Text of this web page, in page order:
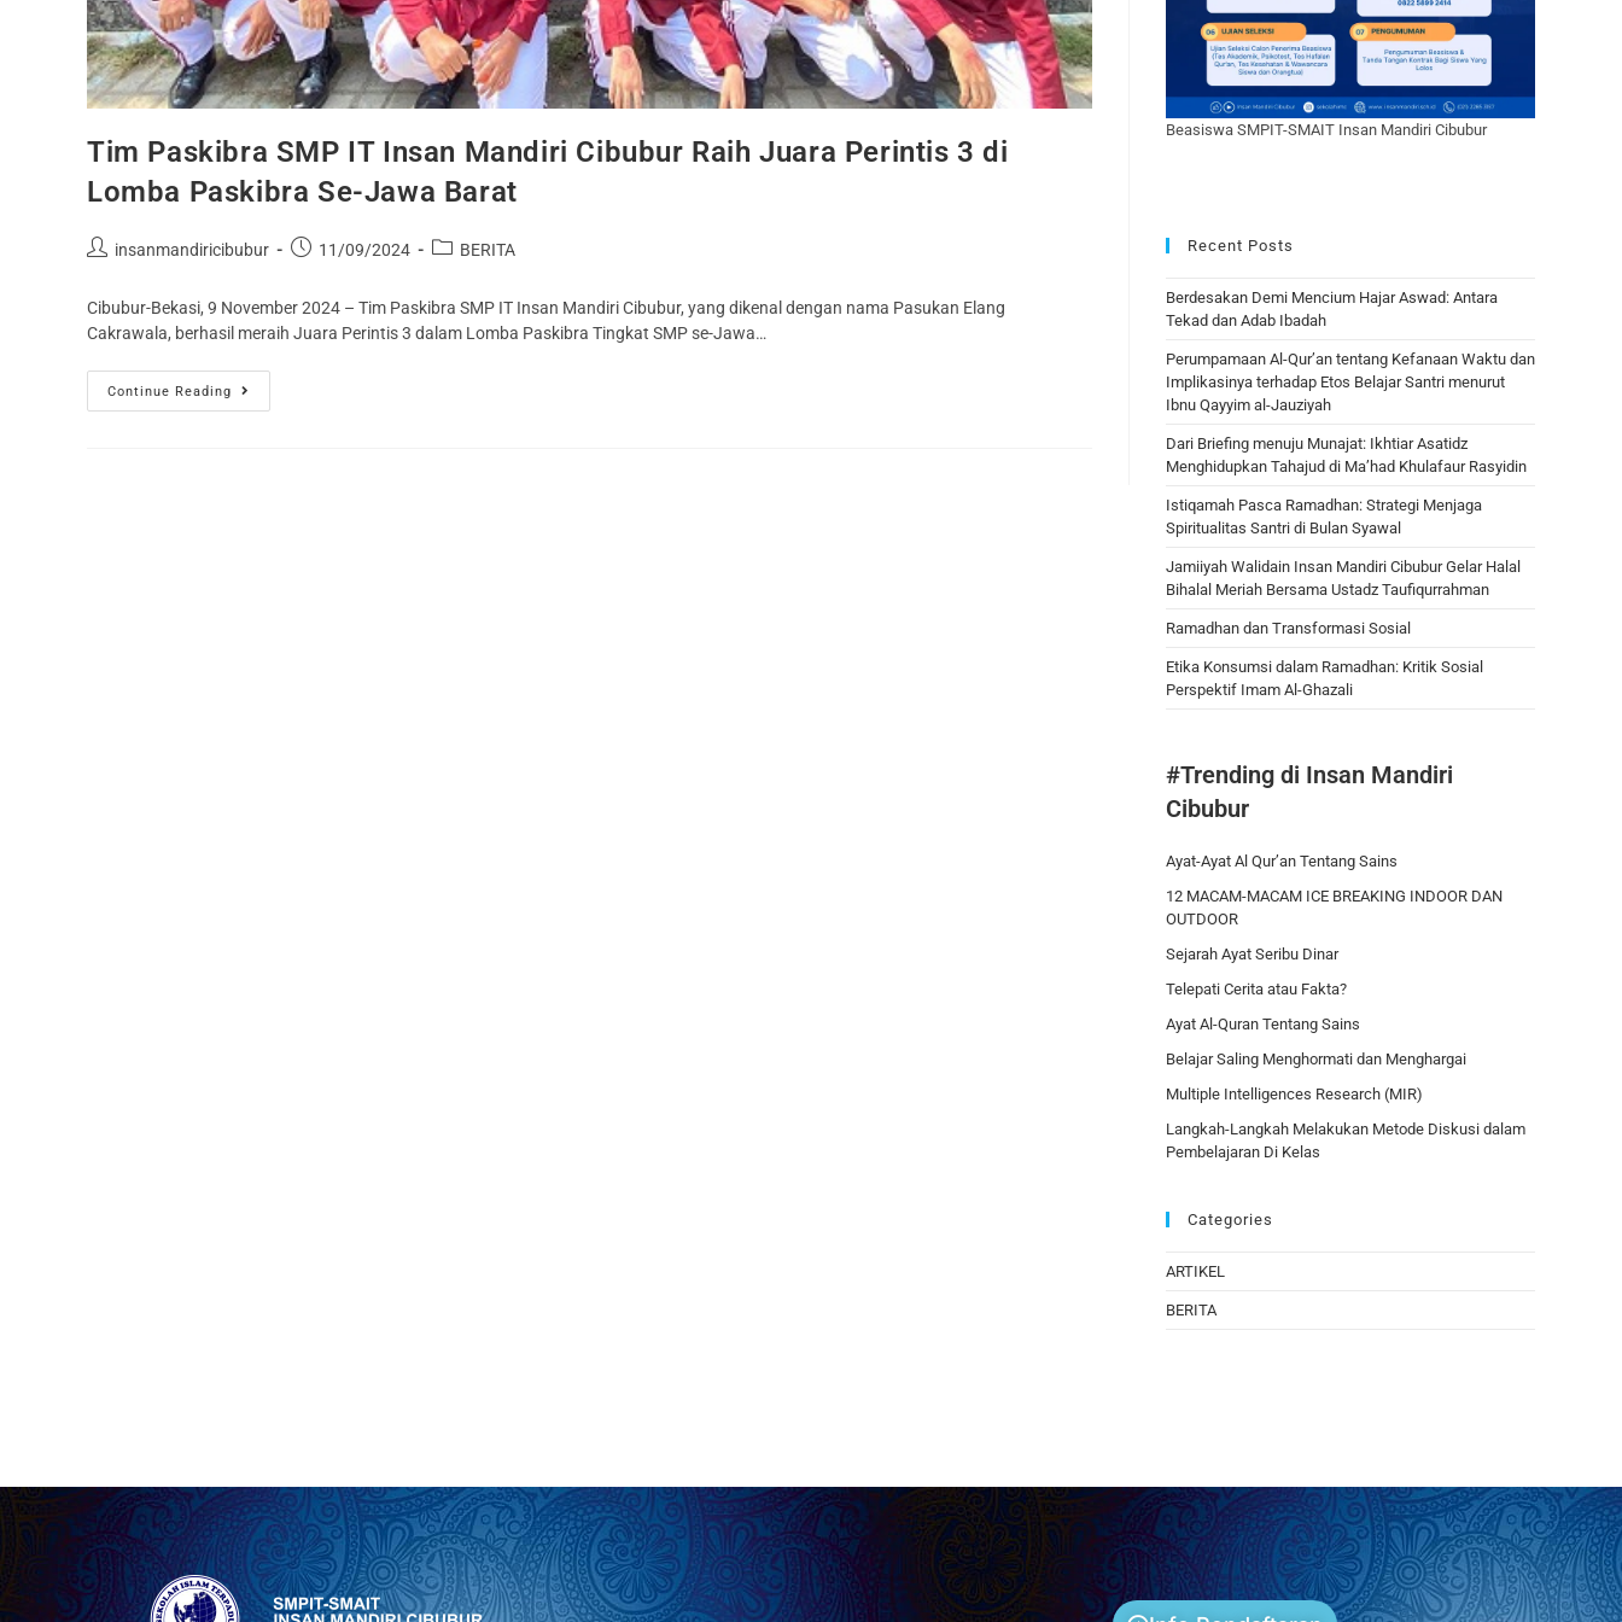
Tim Paskibra SMP IT Insan Mandiri Cibubur Raih Juara Perintis 3 di
Lomba Paskibra Se-Jawa Barat
insanmandiricibubur 11/09/2024 BERITA
Cibubur-Bekasi, 9 November 2024 – Tim Paskibra SMP IT Insan Mandiri Cibubur, yang dikenal dengan nama Pasukan Elang
Cakrawala, berhasil meraih Juara Perintis 3 dalam Lomba Paskibra Tingkat SMP se-Jawa…
Continue Reading
Beasiswa SMPIT-SMAIT Insan Mandiri Cibubur
Recent Posts
Berdesakan Demi Mencium Hajar Aswad: Antara
Tekad dan Adab Ibadah
Perumpamaan Al-Qur’an tentang Kefanaan Waktu dan
Implikasinya terhadap Etos Belajar Santri menurut
Ibnu Qayyim al-Jauziyah
Dari Briefing menuju Munajat: Ikhtiar Asatidz
Menghidupkan Tahajud di Ma’had Khulafaur Rasyidin
Istiqamah Pasca Ramadhan: Strategi Menjaga
Spiritualitas Santri di Bulan Syawal
Jamiiyah Walidain Insan Mandiri Cibubur Gelar Halal
Bihalal Meriah Bersama Ustadz Taufiqurrahman
Ramadhan dan Transformasi Sosial
Etika Konsumsi dalam Ramadhan: Kritik Sosial
Perspektif Imam Al-Ghazali
#Trending di Insan Mandiri
Cibubur
Ayat-Ayat Al Qur’an Tentang Sains
12 MACAM-MACAM ICE BREAKING INDOOR DAN
OUTDOOR
Sejarah Ayat Seribu Dinar
Telepati Cerita atau Fakta?
Ayat Al-Quran Tentang Sains
Belajar Saling Menghormati dan Menghargai
Multiple Intelligences Research (MIR)
Langkah-Langkah Melakukan Metode Diskusi dalam
Pembelajaran Di Kelas
Categories
ARTIKEL
BERITA